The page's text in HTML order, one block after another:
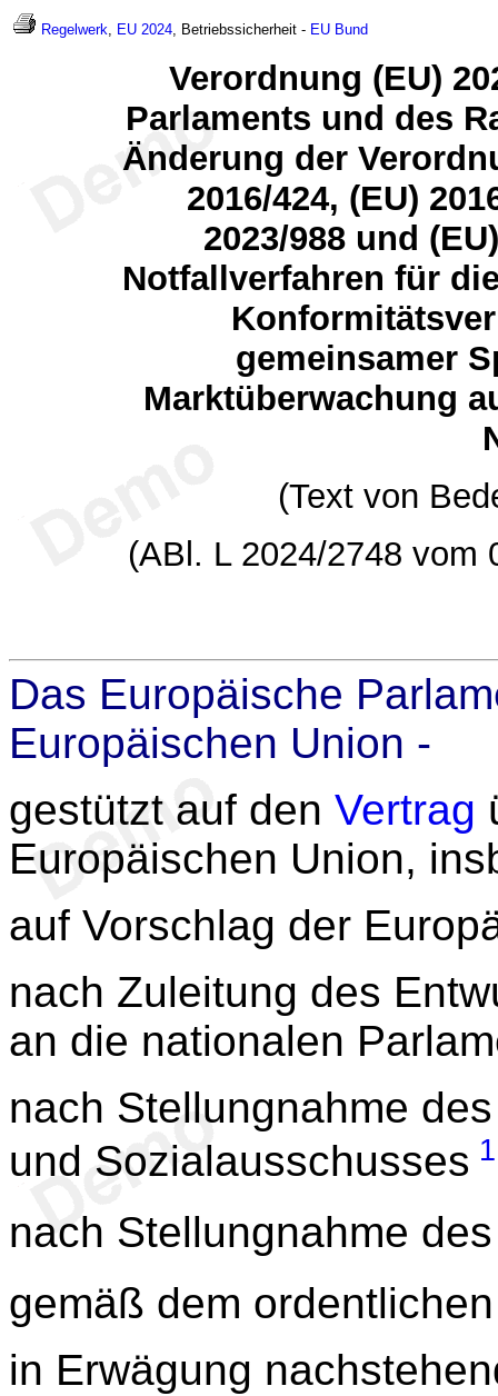
Regelwerk, EU 2024, Betriebssicherheit - EU Bund
Verordnung (EU)
Parlaments und des
Änderung der
2016/424, (EU)
2023/988 und
Notfallverfahren für
gemeinsamer
Marktüberwachung
(Text von
(ABl. L 2024/2748 vom
Das Europäische
Europäischen Union -
gestützt auf den Vertrag
Europäischen Union,
auf Vorschlag der
nach Zuleitung des
an die nationalen
nach Stellungnahme
und Sozialausschusses 1
nach Stellungnahme
gemäß dem
in Erwägung